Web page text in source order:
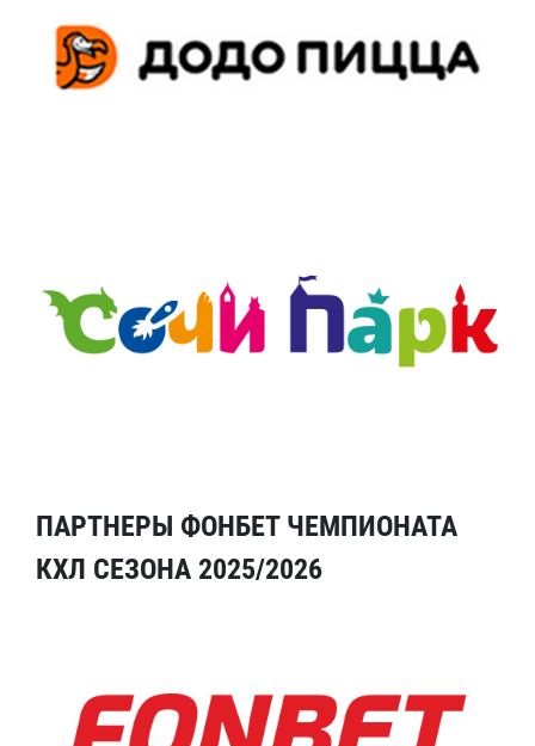
ПАРТНЕРЫ ФОНБЕТ ЧЕМПИОНАТА
КХЛ СЕЗОНА 2025/2026